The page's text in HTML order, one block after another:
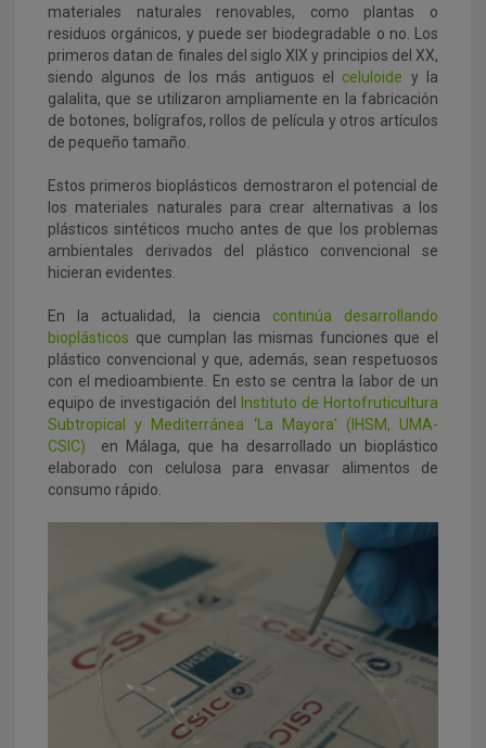
materiales naturales renovables, como plantas o
residuos orgánicos, y puede ser biodegradable o no. Los
primeros datan de finales del siglo XIX y principios del XX,
siendo algunos de los más antiguos el celuloide y la
galalita, que se utilizaron ampliamente en la fabricación
de botones, bolígrafos, rollos de película y otros artículos
de pequeño tamaño.
Estos primeros bioplásticos demostraron el potencial de
los materiales naturales para crear alternativas a los
plásticos sintéticos mucho antes de que los problemas
ambientales derivados del plástico convencional se
hicieran evidentes.
En la actualidad, la ciencia continúa desarrollando
bioplásticos que cumplan las mismas funciones que el
plástico convencional y que, además, sean respetuosos
con el medioambiente. En esto se centra la labor de un
equipo de investigación del
Instituto de Hortofruticultura
Subtropical y Mediterránea ‘La Mayora’ (IHSM, UMA-
CSIC)
en Málaga, que ha desarrollado un bioplástico
elaborado con celulosa para envasar alimentos de
consumo rápido.